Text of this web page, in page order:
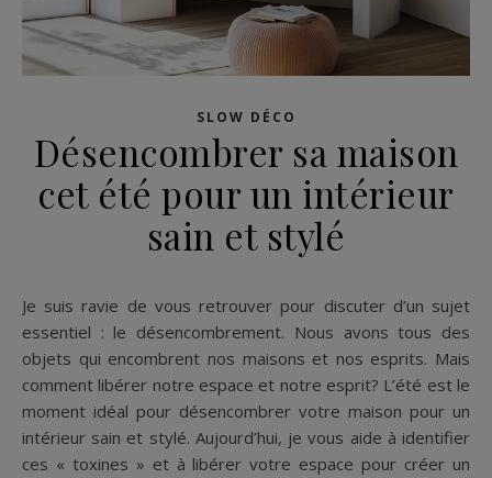
SLOW DÉCO
Désencombrer sa maison
cet été pour un intérieur
sain et stylé
Je suis ravie de vous retrouver pour discuter d’un sujet
essentiel : le désencombrement. Nous avons tous des
objets qui encombrent nos maisons et nos esprits. Mais
comment libérer notre espace et notre esprit? L’été est le
moment idéal pour désencombrer votre maison pour un
intérieur sain et stylé. Aujourd’hui, je vous aide à identifier
ces « toxines » et à libérer votre espace pour créer un